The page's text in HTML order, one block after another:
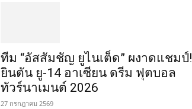
ทีม “อัสสัมชัญ ยูไนเต็ด” ผงาดแชมป์!
ยินตัน ยู-14 อาเซียน ดรีม ฟุตบอล
ทัวร์นาเมนต์ 2026
27 กรกฎาคม 2569